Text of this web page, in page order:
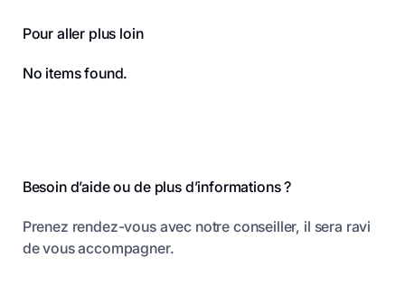
Pour aller plus loin
No items found.
Besoin d’aide ou de plus d’informations ?
Prenez rendez-vous avec notre conseiller, il sera ravi
de vous accompagner.